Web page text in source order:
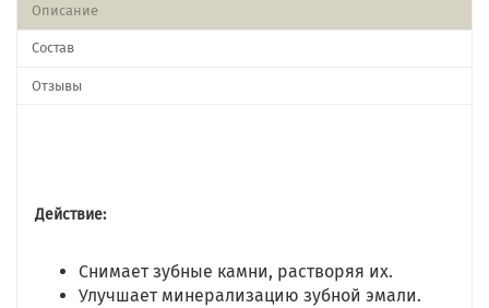
Описание
Состав
Отзывы
Действие:
Снимает зубные камни, растворяя их.
Улучшает минерализацию зубной эмали.